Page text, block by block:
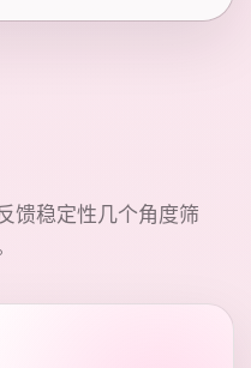
馈稳定性几个角度筛